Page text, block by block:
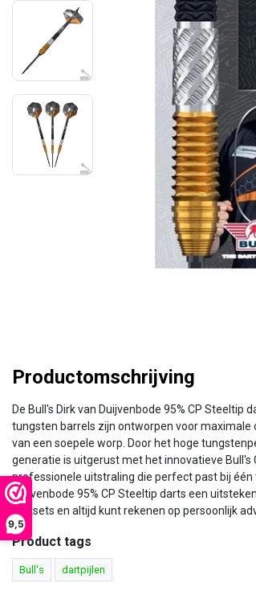
9,5
Productomschrijving
De Bull's Dirk van Duijvenbode 95% CP
tungsten barrels zijn ontworpen voor maximale
van een soepele worp. Door het hoge
generatie is uitgerust met het innovatieve
professionele uitstraling die perfect past bij
Duijvenbode 95% CP Steeltip darts een
dartsets en altijd kunt rekenen op persoonlijk
Product tags
Bull's dartpijlen